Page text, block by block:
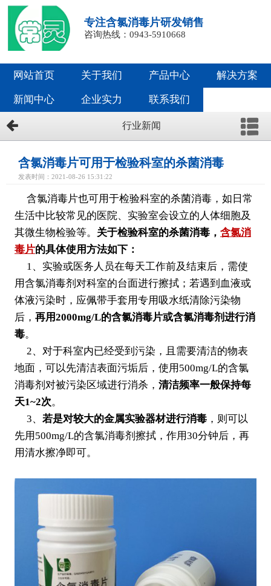
专注含氯消毒片研发销售
咨询热线：0943-5910668
网站首页 关于我们 产品中心 解决方案
新闻中心 企业实力 联系我们
行业新闻
含氯消毒片可用于检验科室的杀菌消毒
发表时间：2021-08-26 15:31:22
含氯消毒片也可用于检验科室的杀菌消毒，如日常
生活中比较常见的医院、实验室会设立的人体细胞及
其微生物检验等。 关于检验科室的杀菌消毒， 含氯消
毒片的具体使用方法如下：
1、实验或医务人员在每天工作前及结束后，需使
用含氯消毒剂对科室的台面进行擦拭；若遇到血液或
体液污染时，应佩带手套用专用吸水纸清除污染物
后， 再用2000mg/L的含氯消毒片或含氯消毒剂进行消
毒。
2、对于科室内已经受到污染，且需要清洁的物表
地面，可以先清洁表面污垢后，使用500mg/L的含氯
消毒剂对被污染区域进行消杀， 清洁频率一般保持每
天1~2次。
3、 若是对较大的金属实验器材进行消毒 ，则可以
先用500mg/L的含氯消毒剂擦拭，作用30分钟后，再
用清水擦净即可。